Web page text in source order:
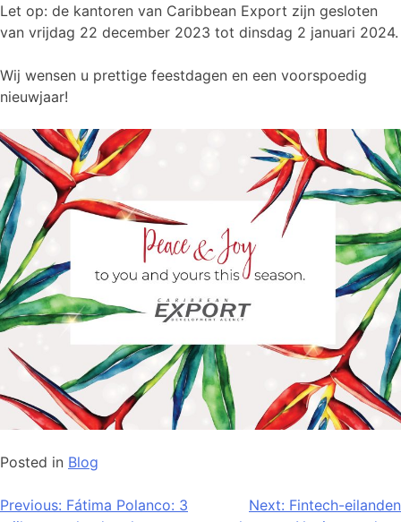
Let op: de kantoren van Caribbean Export zijn gesloten
van vrijdag 22 december 2023 tot dinsdag 2 januari 2024.
Wij wensen u prettige feestdagen en een voorspoedig
nieuwjaar!
Posted in Blog
Bericht
Previous: Fátima Polanco: 3
Next: Fintech-eilanden